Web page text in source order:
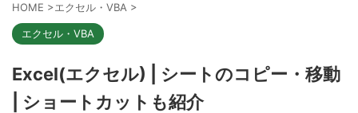
HOME >エクセル・VBA >
エクセル・VBA
Excel(エクセル) | シートのコピー・移動
| ショートカットも紹介